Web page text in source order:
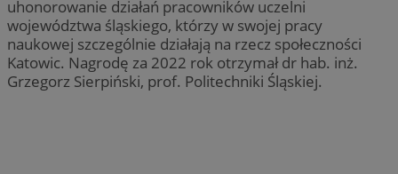
uhonorowanie działań pracowników uczelni
województwa śląskiego, którzy w swojej pracy
naukowej szczególnie działają na rzecz społeczności
Katowic. Nagrodę za 2022 rok otrzymał dr hab. inż.
Grzegorz Sierpiński, prof. Politechniki Śląskiej.